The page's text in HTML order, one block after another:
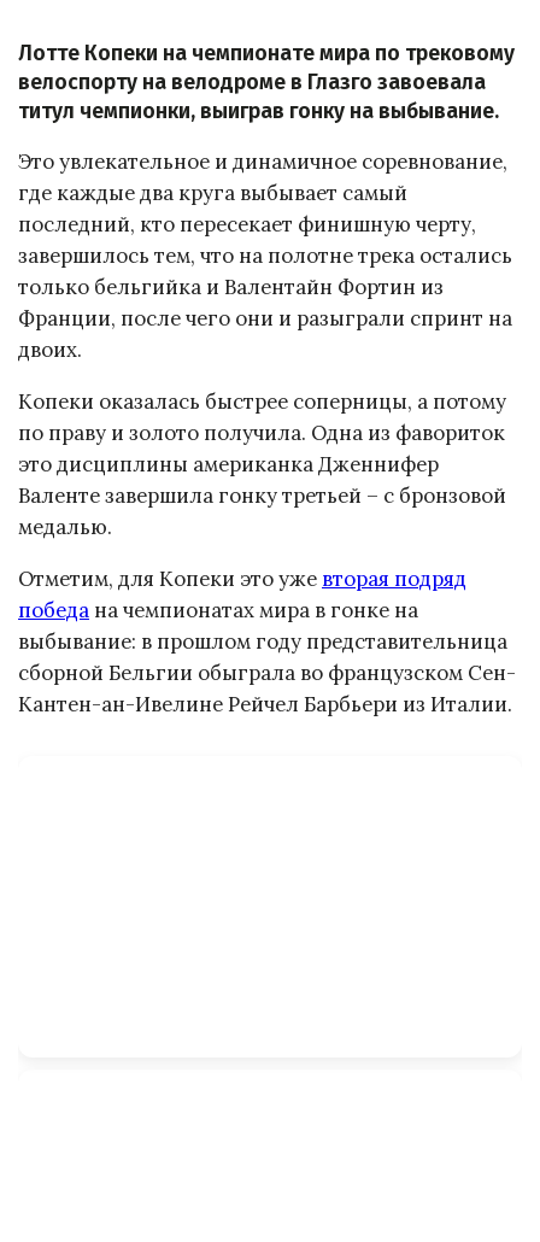
Лотте Копеки на чемпионате мира по трековому
велоспорту на велодроме в Глазго завоевала
титул чемпионки, выиграв гонку на выбывание.
Это увлекательное и динамичное соревнование,
где каждые два круга выбывает самый
последний, кто пересекает финишную черту,
завершилось тем, что на полотне трека остались
только бельгийка и Валентайн Фортин из
Франции, после чего они и разыграли спринт на
двоих.
Копеки оказалась быстрее соперницы, а потому
по праву и золото получила. Одна из фавориток
это дисциплины американка Дженнифер
Валенте завершила гонку третьей – с бронзовой
медалью.
Отметим, для Копеки это уже вторая подряд
победа на чемпионатах мира в гонке на
выбывание: в прошлом году представительница
сборной Бельгии обыграла во французском Сен-
Кантен-ан-Ивелине Рейчел Барбьери из Италии.